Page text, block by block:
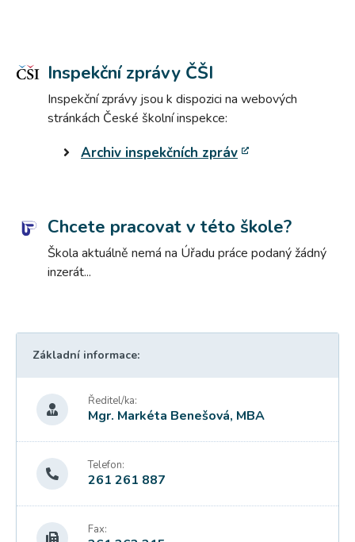
Inspekční zprávy ČŠI
Inspekční zprávy jsou k dispozici na webových
stránkách České školní inspekce:
Archiv inspekčních zpráv
Chcete pracovat v této škole?
Škola aktuálně nemá na Úřadu práce podaný žádný
inzerát...
Základní informace:
Ředitel/ka:
Mgr. Markéta Benešová, MBA
Telefon:
261 261 887
Fax: